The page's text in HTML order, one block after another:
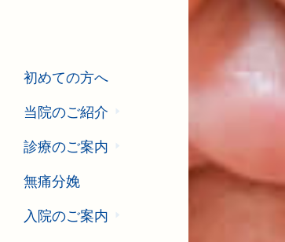
初めての方へ
当院のご紹介
診療のご案内
無痛分娩
入院のご案内